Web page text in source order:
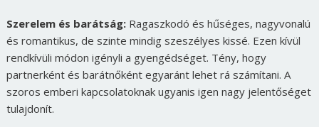
Szerelem és barátság:Ragaszkodó és hűséges, nagyvonalú
és romantikus, de szinte mindig szeszélyes kissé. Ezen kívül
rendkívüli módon igényli a gyengédséget. Tény, hogy
partnerként és barátnőként egyaránt lehet rá számítani. A
szoros emberi kapcsolatoknak ugyanis igen nagy jelentőséget
tulajdonít.